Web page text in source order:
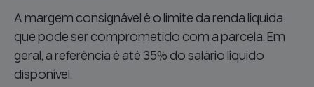
A margem consignável é o limite da renda líquida
que pode ser comprometido com a parcela. Em
geral, a referência é até 35% do salário líquido
disponível.